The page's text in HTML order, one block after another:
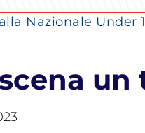
Nazionale Under